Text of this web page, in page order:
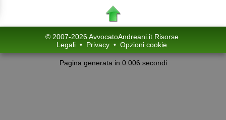
© 2007-2026 AvvocatoAndreani.it Risorse
Legali • Privacy • Opzioni cookie
Pagina generata in 0.006 secondi